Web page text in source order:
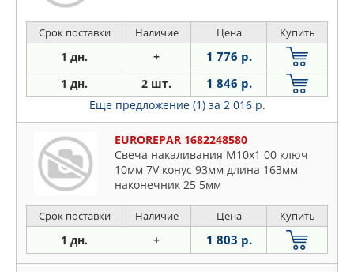
Срок поставки Наличие Цена Купить
1 дн. + 1 776 р.
1 дн. 2 шт. 1 846 р.
Еще предложение (1) за 2 016 р.
EUROREPAR 1682248580
Свеча накаливания M10x1 00 ключ
10мм 7V конус 93мм длина 163мм
наконечник 25 5мм
Срок поставки Наличие Цена Купить
1 дн. + 1 803 р.